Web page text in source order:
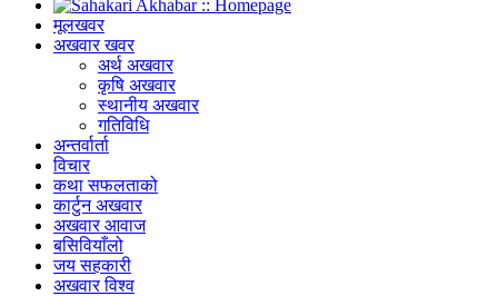
मूलखवर
अखवार खवर
अर्थ अखवार
कृषि अखवार
स्थानीय अखवार
गतिविधि
अन्तर्वार्ता
विचार
कथा सफलताको
कार्टुन अखवार
अखवार आवाज
बसिवियाँलो
जय सहकारी
अखवार विश्व